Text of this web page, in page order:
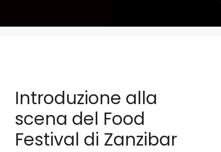
Introduzione alla
scena del Food
Festival di Zanzibar